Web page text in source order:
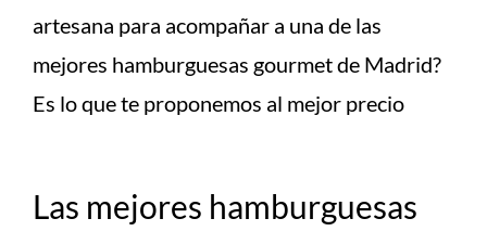
artesana para acompañar a una de las
mejores hamburguesas gourmet de Madrid?
Es lo que te proponemos al mejor precio
Las mejores hamburguesas